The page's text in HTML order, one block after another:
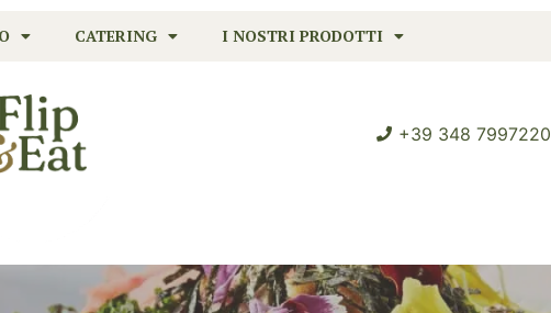
CATERING I NOSTRI PRODOTTI
+39 348 7997220